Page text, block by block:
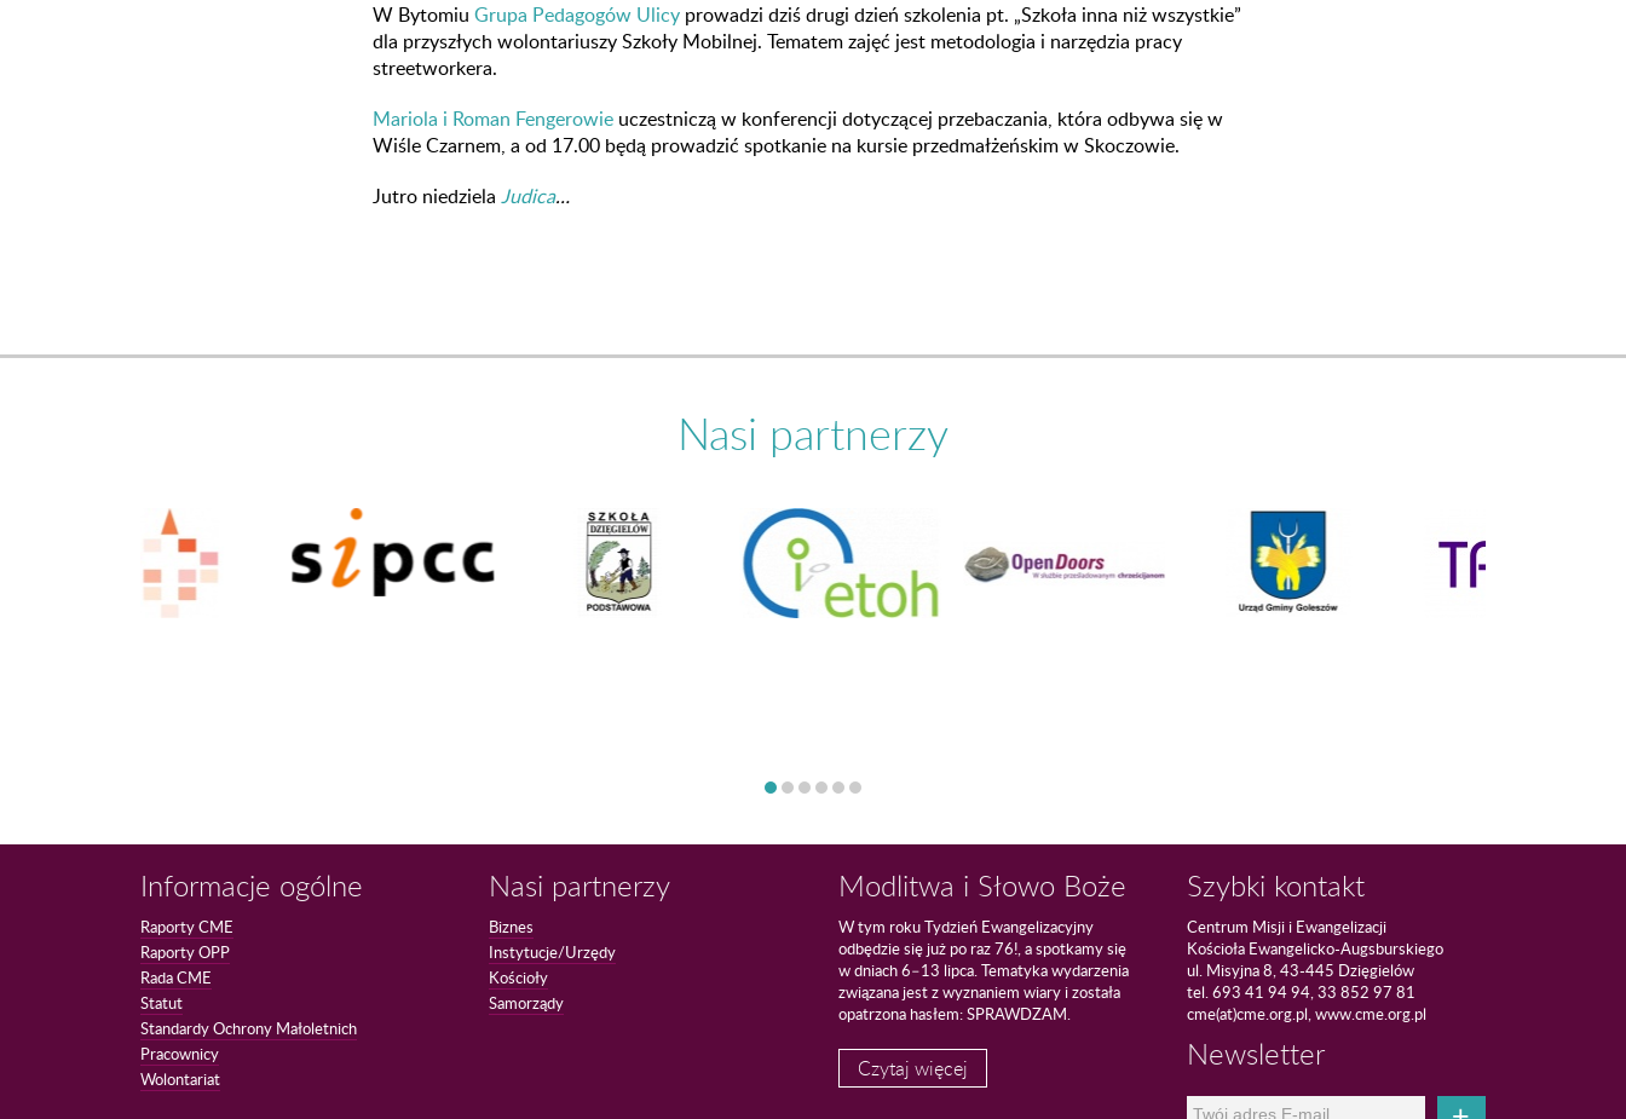
W BytomiuGrupa Pedagogów Ulicy prowadzi dziś drugi dzień szkolenia pt. „Szkoła inna niż wszystkie”
dla przyszłych wolontariuszy Szkoły Mobilnej. Tematem zajęć jest metodologia i narzędzia pracy
streetworkera.
Mariola i Roman Fengerowie uczestniczą w konferencji dotyczącej przebaczania, która odbywa się w
Wiśle Czarnem, a od 17.00 będą prowadzić spotkanie na kursie przedmałżeńskim w Skoczowie.
Jutro niedzielaJudica…
Nasi partnerzy
Informacje ogólne
Raporty CME
Raporty OPP
Rada CME
Statut
Standardy Ochrony Małoletnich
Pracownicy
Wolontariat
Nasi partnerzy
Biznes
Instytucje/Urzędy
Kościoły
Samorządy
Modlitwa i Słowo Boże
W tym roku Tydzień Ewangelizacyjny
odbędzie się już po raz 76!, a spotkamy się
w dniach 6–13 lipca. Tematyka wydarzenia
związana jest z wyznaniem wiary i została
opatrzona hasłem: SPRAWDZAM.
Czytaj więcej
Szybki kontakt
Centrum Misji i Ewangelizacji
Kościoła Ewangelicko-Augsburskiego
ul. Misyjna 8, 43-445 Dzięgielów
tel. 693 41 94 94, 33 852 97 81
cme(at)cme.org.pl, www.cme.org.pl
Newsletter